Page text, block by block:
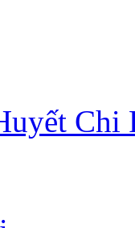
Chi